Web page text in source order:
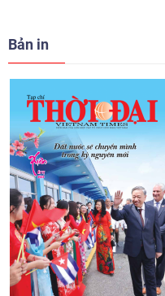
08:02 | 13/06/2026
sinh
14:41|12/06/2026
Bản in